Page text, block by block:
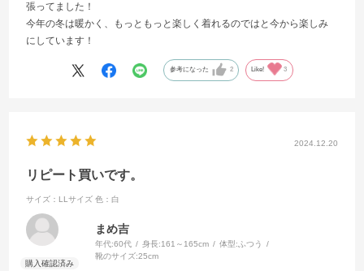
張ってました！
今年の冬は暖かく、もっともっと楽しく着れるのではと今から楽しみ
にしています！
参考になった 2 Like! 3
2024.12.20
リピート買いです。
サイズ：LLサイズ 色：白
まめ吉
年代:60代 身長:161～165cm 体型:ふつう
靴のサイズ:25cm